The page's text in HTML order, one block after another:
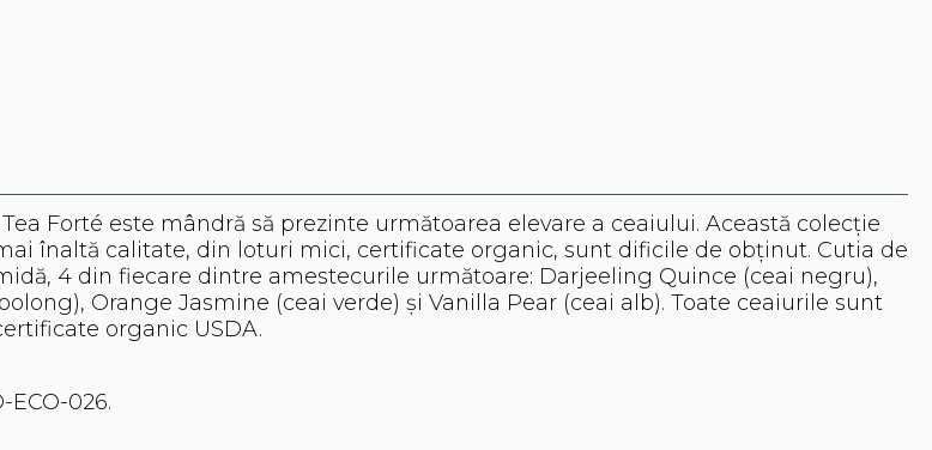
Forté este mândră să prezinte următoarea elevare a ceaiului. Această colecție
înaltă calitate, din loturi mici, certificate organic, sunt dificile de obținut. Cutia de
4 din fiecare dintre amestecurile următoare: Darjeeling Quince (ceai negru),
Orange Jasmine (ceai verde) și Vanilla Pear (ceai alb). Toate ceaiurile sunt
organic USDA.
ECO-026.